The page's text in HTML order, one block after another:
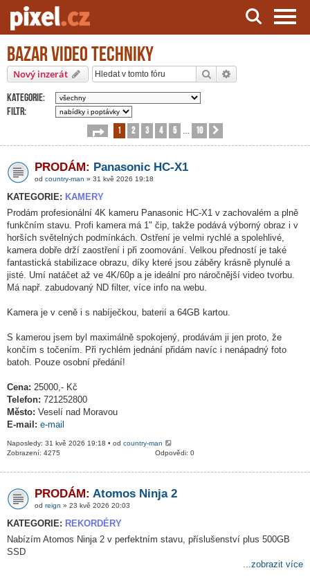
Server o natáčení a zpracování videa
Bazar video techniky
Nový inzerát Hledat
Kategorie:
Filtr:
Stránka 1z 10
1 2 3 4 5 10
PRODÁM: Panasonic HC-X1
od country-man » 31 kvě 2026 19:18
KATEGORIE: KAMERY
Prodám profesionální 4K kameru Panasonic HC-X1 v zachovalém a plně
funkčním stavu. Profi kamera má 1" čip, takže podává výborný obraz i v
horších světelných podmínkách. Ostření je velmi rychlé a spolehlivé,
kamera dobře drží zaostření i při zoomování. Velkou předností je také
fantastická stabilizace obrazu, díky které jsou záběry krásně plynulé a
jisté. Umí natáčet až ve 4K/60p a je ideální pro náročnější video tvorbu.
Má např. zabudovaný ND filter, více info na webu.
Kamera je v ceně i s nabíječkou, baterií a 64GB kartou.
S kamerou jsem byl maximálně spokojený, prodávám ji jen proto, že
končím s točením. Při rychlém jednání přidám navíc i nenápadný foto
batoh. Pouze osobní předání!
Cena: 25000,- Kč
Telefon: 721252800
Město: Veselí nad Moravou
E-mail: e-mail
Naposledy: 31 kvě 2026 19:18 • od country-man
Odpovědi: 0
Zobrazení: 4275
PRODÁM: Atomos Ninja 2
od reign » 23 kvě 2026 20:03
KATEGORIE: REKORDÉRY
Nabízím Atomos Ninja 2 v perfektním stavu, příslušenství plus 500GB
SSD
...zobrazit více